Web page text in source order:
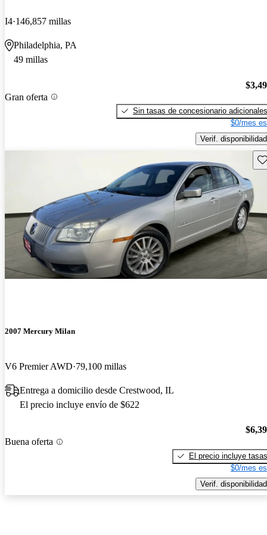
I4 146,857 millas
Philadelphia, PA
49 millas
Gran oferta
Sin tasas de concesionario adicionales
$0/mes
Verif. disponibilidad
2007 Mercury Milan
V6 Premier AWD 79,100 millas
Entrega a domicilio desde Crestwood, IL
El precio incluye envío de $622
Buena oferta
El precio incluye tasas
$0/mes
Verif. disponibilidad